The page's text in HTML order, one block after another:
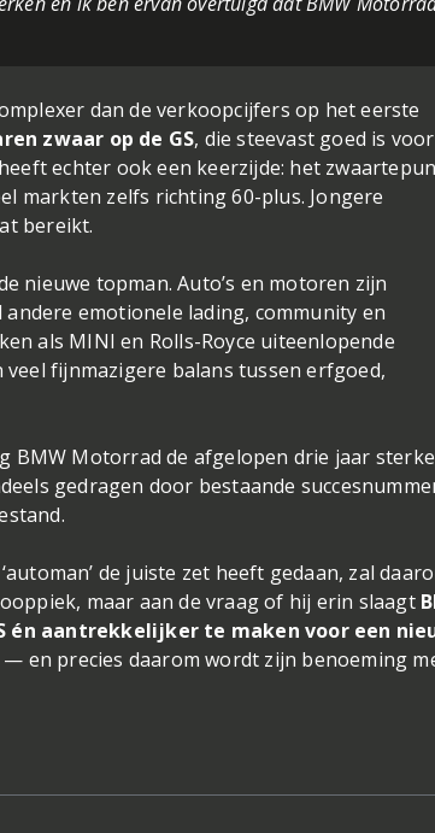
dan de verkoopcijfers op het eerste
zwaar op de GS, die steevast goed is voor
echter ook een keerzijde: het
markten zelfs richting 60-plus. Jongere
bereikt.
nieuwe topman. Auto’s en motoren zijn
emotionele lading, community en
als MINI en Rolls-Royce uiteenlopende
fijnmazigere balans tussen erfgoed,
BMW Motorrad de afgelopen drie jaar sterke
gedragen door bestaande
de juiste zet heeft gedaan, zal
maar aan de vraag of hij erin slaagt
aantrekkelijker te maken voor een
en precies daarom wordt zijn benoeming